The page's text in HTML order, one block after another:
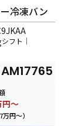
冷凍バン
シフト｜
AM17765
円～
万円～）